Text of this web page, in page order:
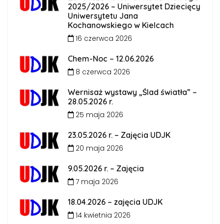
2025/2026 – Uniwersytet Dziecięcy
Uniwersytetu Jana
Kochanowskiego w Kielcach
16 czerwca 2026
Chem-Noc – 12.06.2026
8 czerwca 2026
Wernisaż wystawy „Ślad światła” –
28.05.2026 r.
25 maja 2026
23.05.2026 r. – Zajęcia UDJK
20 maja 2026
9.05.2026 r. – Zajęcia
7 maja 2026
18.04.2026 – zajęcia UDJK
14 kwietnia 2026